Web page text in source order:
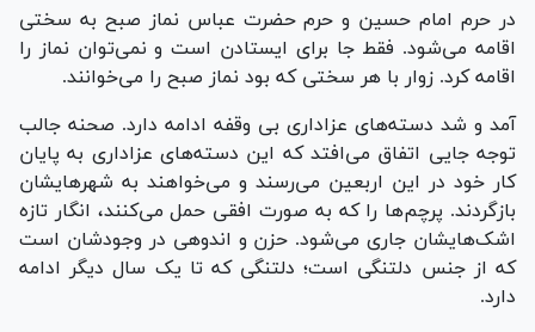
در حرم امام حسین و حرم حضرت عباس نماز صبح به سختی
اقامه می‌شود. فقط جا برای ایستادن است و نمی‌توان نماز را
اقامه کرد. زوار با هر سختی که بود نماز صبح را می‌خوانند.
آمد و شد دسته‌های عزاداری بی وقفه ادامه دارد. صحنه جالب
توجه جایی اتفاق می‌افتد که این دسته‌های عزاداری به پایان
کار خود در این اربعین می‌رسند و می‌خواهند به شهرهایشان
بازگردند. پرچم‌ها را که به صورت افقی حمل می‌کنند، انگار تازه
اشک‌هایشان جاری می‌شود. حزن و اندوهی در وجودشان است
که از جنس دلتنگی است؛ دلتنگی که تا یک سال دیگر ادامه
دارد.